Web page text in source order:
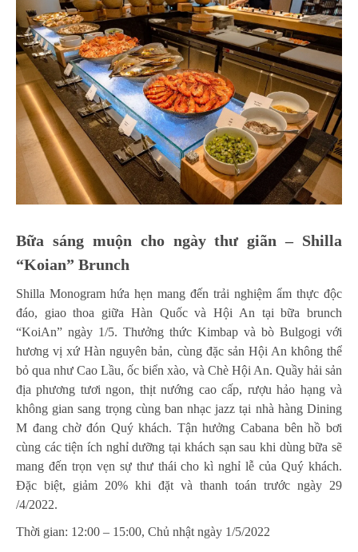
Bữa sáng muộn cho ngày thư giãn – Shilla
“Koian” Brunch
Shilla Monogram hứa hẹn mang đến trải nghiệm ẩm thực độc
đáo, giao thoa giữa Hàn Quốc và Hội An tại bữa brunch
“KoiAn” ngày 1/5. Thưởng thức Kimbap và bò Bulgogi với
hương vị xứ Hàn nguyên bản, cùng đặc sản Hội An không thể
bỏ qua như Cao Lầu, ốc biển xào, và Chè Hội An. Quầy hải sản
địa phương tươi ngon, thịt nướng cao cấp, rượu hảo hạng và
không gian sang trọng cùng ban nhạc jazz tại nhà hàng Dining
M đang chờ đón Quý khách. Tận hưởng Cabana bên hồ bơi
cùng các tiện ích nghỉ dưỡng tại khách sạn sau khi dùng bữa sẽ
mang đến trọn vẹn sự thư thái cho kì nghỉ lễ của Quý khách.
Đặc biệt, giảm 20% khi đặt và thanh toán trước ngày 29
/4/2022.
Thời gian: 12:00 – 15:00, Chủ nhật ngày 1/5/2022